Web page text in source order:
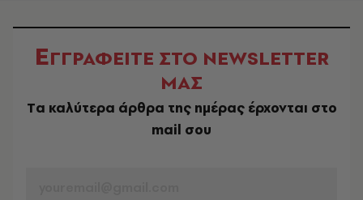
ΕΓΓΡΑΦΕΙΤΕ ΣΤΟ NEWSLETTER
ΜΑΣ
Tα καλύτερα άρθρα της ημέρας έρχονται στο
mail σου